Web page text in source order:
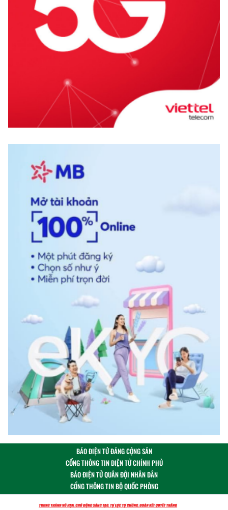
BÁO ĐIỆN TỬ ĐẢNG CỘNG SẢN
CỔNG THÔNG TIN ĐIỆN TỬ CHÍNH PHỦ
BÁO ĐIỆN TỬ QUÂN ĐỘI NHÂN DÂN
CỔNG THÔNG TIN BỘ QUỐC PHÒNG